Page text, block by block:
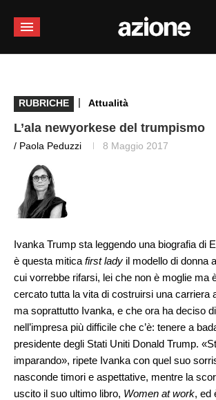
RUBRICHE | Attualità
L’ala newyorkese del trumpismo
/ Paola Peduzzi 8 Maggio 2017
Ivanka Trump sta leggendo una biografia di
è questa mitica first lady il modello di donna
cui vorrebbe rifarsi, lei che non è moglie ma
cercato tutta la vita di costruirsi una carriera
ma soprattutto Ivanka, e che ora ha deciso
nell’impresa più difficile che c’è: tenere a
presidente degli Stati Uniti Donald Trump.
imparando», ripete Ivanka con quel suo
nasconde timori e aspettative, mentre la
uscito il suo ultimo libro, Women at work, ed